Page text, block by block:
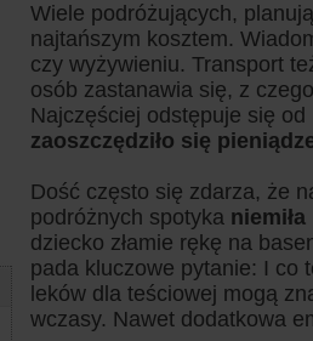
Wiele podróżujących,
najtańszym kosztem.
czy wyżywieniu. Transport
osób zastanawia się, z
Najczęściej odstępuje się
zaoszczędziło się
Dość często się zdarza, że
podróżnych spotyka
dziecko złamie rękę na
pada kluczowe pytanie: I co
leków dla teściowej mogą
wczasy. Nawet dodatkowa